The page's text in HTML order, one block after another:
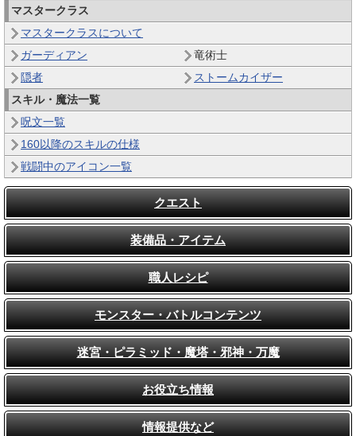
マスタークラス
マスタークラスについて
ガーディアン
竜術士
隠者
ストームカイザー
スキル・魔法一覧
呪文一覧
160以降のスキルの仕様
戦闘中のアイコン一覧
クエスト
装備品・アイテム
職人レシピ
モンスター・バトルコンテンツ
迷宮・ピラミッド・魔塔・邪神・万魔
お役立ち情報
情報提供など